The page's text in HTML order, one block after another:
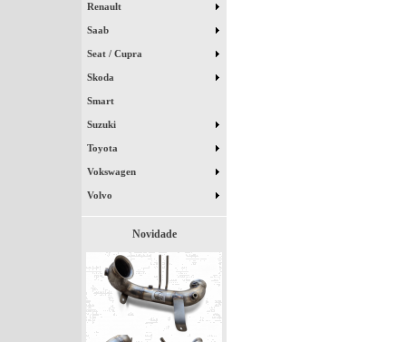
Renault
Saab
Seat / Cupra
Skoda
Smart
Suzuki
Toyota
Vokswagen
Volvo
Novidade